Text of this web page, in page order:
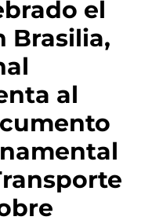
el
Brasilia,
al